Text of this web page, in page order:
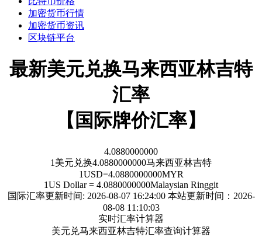
加密货币行情
加密货币资讯
区块链平台
最新美元兑换马来西亚林吉特
汇率
【国际牌价汇率】
4.0880000000
1 美元 兑换4.0880000000马来西亚林吉特
1USD=4.0880000000MYR
1US Dollar= 4.0880000000Malaysian Ringgit
国际汇率更新时间: 2026-08-07 16:24:00本站更新时间：2026-
08-08 11:10:03
实时汇率计算器
美元兑马来西亚林吉特汇率查询计算器